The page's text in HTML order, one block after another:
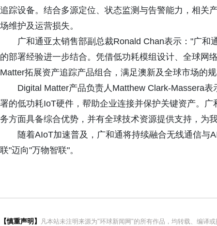
追踪设备。结合多源定位、状态监测与告警能力，相关
场维护及运营损失。
广和通亚太销售部副总裁Ronald Chan表示："广
的部署经验进一步结合。凭借低功耗模组设计、全球网
Matter拓展资产追踪产品组合，满足澳新及全球市场的
Digital Matter产品负责人Matthew Clark-Massera
署的低功耗IoT硬件，帮助企业连接并保护关键资产。
务方面具备综合优势，并有全球技术资源提供支持，为
随着AIoT加速普及，广和通将持续融合无线通信与
联"迈向"万物智联"。
【慎重声明】
凡本站未注明来源为"环球新闻网"的所有作品，均转载、编译